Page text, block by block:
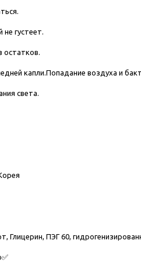
не густеет.
остатков.
капли.Попадание воздуха и
света.
Глицерин, ПЭГ 60,